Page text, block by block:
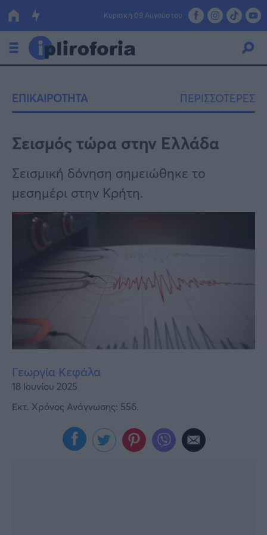
Κυριακή 09 Αυγούστου
Οικονομία
Πολιτική
Τράπεζες
Επιδοτήσεις
ΕΣΠΑ
Κόσμος
Lifestyle
Αθλητικά
Υγεία
Γυναίκα
Καιρός
ΕΠΙΚΑΙΡΟΤΗΤΑ ΠΕΡΙΣΣΟΤΕΡΕΣ
Σεισμός τώρα στην Ελλάδα
Σεισμική δόνηση σημειώθηκε το
μεσημέρι στην Κρήτη.
Γεωργία Κεφάλα
18 Ιουνίου 2025
Εκτ. Χρόνος Ανάγνωσης: 55δ.